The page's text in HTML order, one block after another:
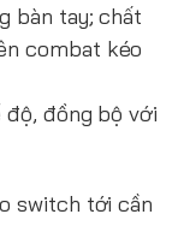
bàn tay; chất
combat kéo
đồng bộ với
switch tới cần